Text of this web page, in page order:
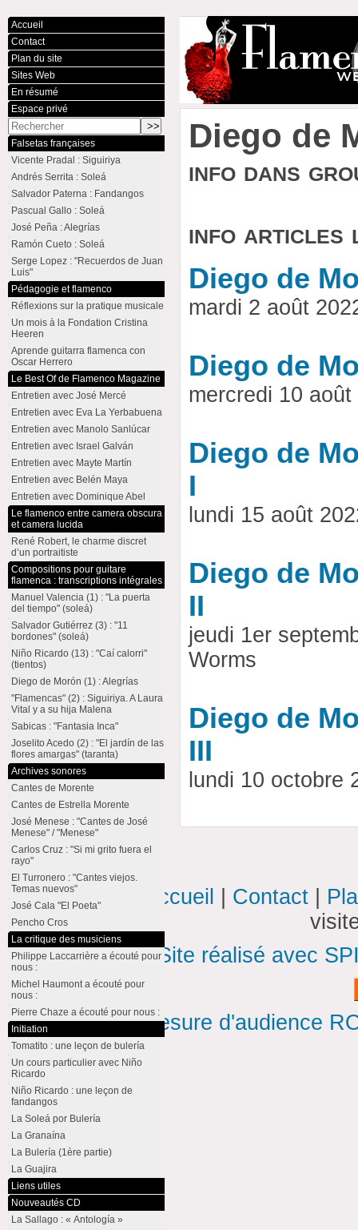
Diego de
info dans
info articles
Diego de
mardi 2 août
Diego de
mercredi 10
Diego de
I
lundi 15 août
Diego de
II
jeudi 1er
Worms
Diego de
III
lundi 10 octobre
Accueil
Contact
Plan du site
Sites Web
En résumé
Espace privé
Falsetas françaises
Vicente Pradal : Siguiriya
Andrés Serrita : Soleá
Salvador Paterna : Fandangos
Pascual Gallo : Soleá
José Peña : Alegrías
Ramón Cueto : Soleá
Serge Lopez : "Recuerdos de Juan
Luis"
Pédagogie et flamenco
Réflexions sur la pratique musicale
Un mois à la Fondation Cristina
Heeren
Aprende guitarra flamenca con
Oscar Herrero
Le Best Of de Flamenco Magazine
Entretien avec José Mercé
Entretien avec Eva La Yerbabuena
Entretien avec Manolo Sanlúcar
Entretien avec Israel Galván
Entretien avec Mayte Martín
Entretien avec Belén Maya
Entretien avec Dominique Abel
Le flamenco entre camera obscura
et camera lucida
René Robert, le charme discret
d’un portraitiste
Compositions pour guitare
flamenca : transcriptions intégrales
Manuel Valencia (1) : "La puerta
del tiempo" (soleá)
Salvador Gutiérrez (3) : "11
bordones" (soleá)
Niño Ricardo (13) : "Caí calorri"
(tientos)
Diego de Morón (1) : Alegrías
"Flamencas" (2) : Siguiriya. A Laura
Vital y a su hija Malena
Sabicas : "Fantasia Inca"
Joselito Acedo (2) : "El jardín de las
flores amargas" (taranta)
Archives sonores
Cantes de Morente
Cantes de Estrella Morente
José Menese : "Cantes de José
Menese" / "Menese"
Carlos Cruz : "Si mi grito fuera el
rayo"
El Turronero : "Cantes viejos.
Temas nuevos"
José Cala "El Poeta"
Pencho Cros
La critique des musiciens
Philippe Laccarrière a écouté pour
nous :
Michel Haumont a écouté pour
nous :
Pierre Chaze a écouté pour nous :
Initiation
Tomatito : une leçon de bulería
Un cours particulier avec Niño
Ricardo
Niño Ricardo : une leçon de
fandangos
La Soleá por Bulería
La Granaína
La Bulería (1ère partie)
La Guajira
Liens utiles
Nouveautés CD
La Sallago : « Antología »
Accueil Contact
Site réalisé avec
Mesure d'audience